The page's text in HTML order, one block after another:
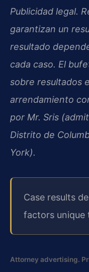
Publicidad legal.
garantizan un
resultado
cada caso. El
sobre resultados
arrendamiento
por Mr. Sris
Distrito de
York).
Case results
factors unique
Attorney advertising.